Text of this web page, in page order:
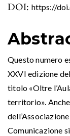
DOI: https://
Questo numero
XXVI edizione
titolo «Oltre
territorio». Anche
Comunicazione